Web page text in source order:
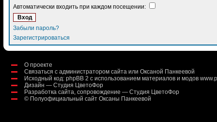
Автоматически входить при каждом посещении:
Забыли пароль?
Зарегистрироваться
О проекте
Связаться с администратором сайта или Оксаной Панкеевой
Исходный код: phpBB 2 с использованием материалов и модов
Дизайн — Студия ЦветоФор
Разработка сайта, сопровождение — Студия ЦветоФор
© Полуофициальный сайт Оксаны Панкеевой